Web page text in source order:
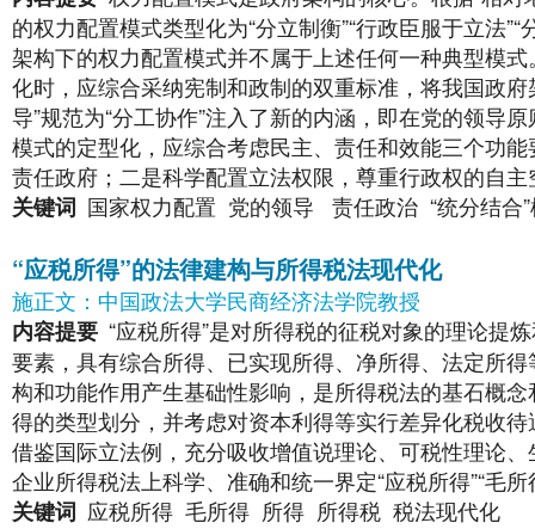
的权力配置模式类型化为“分立制衡”“行政臣服于立法
架构下的权力配置模式并不属于上述任何一种典型模
化时，应综合采纳宪制和政制的双重标准，将我国政
导”规范为“分工协作”注入了新的内涵，即在党的领导
模式的定型化，应综合考虑民主、责任和效能三个功
责任政府；二是科学配置立法权限，尊重行政权的自主
关键词 国家权力配置 党的领导 责任政治 “统分结合
“应税所得”的法律建构与所得税法现代化
施正文：中国政法大学民商经济法学院教授
内容提要 “应税所得”是对所得税的征税对象的理论提
要素，具有综合所得、已实现所得、净所得、法定所
构和功能作用产生基础性影响，是所得税法的基石概
得的类型划分，并考虑对资本利得等实行差异化税收
借鉴国际立法例，充分吸收增值说理论、可税性理论
企业所得税法上科学、准确和统一界定“应税所得”“毛
关键词 应税所得 毛所得 所得 所得税 税法现代化